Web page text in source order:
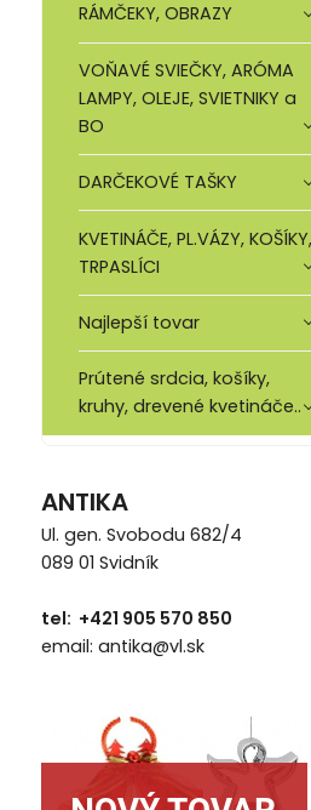
RÁMČEKY, OBRAZY
VOŇAVÉ SVIEČKY, ARÓMA
LAMPY, OLEJE, SVIETNIKY a
BO
DARČEKOVÉ TAŠKY
KVETINÁČE, PL.VÁZY, KOŠÍKY,
TRPASLÍCI
Najlepší tovar
Prútené srdcia, košíky,
kruhy, drevené kvetináče..
ANTIKA
Ul. gen. Svobodu 682/4
089 01 Svidník
tel: +421 905 570 850
email: antika@vl.sk